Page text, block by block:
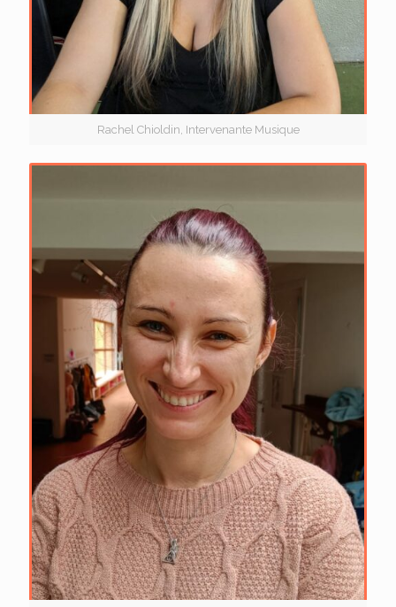
Rachel Chioldin, Intervenante Musique